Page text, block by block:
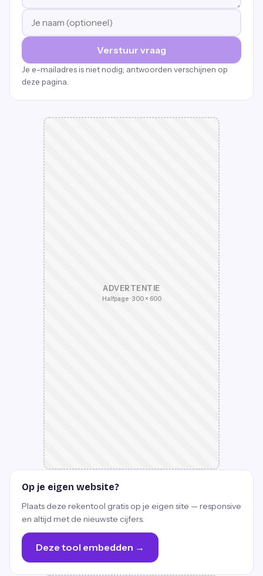
Verstuur vraag
Je e-mailadres is niet nodig; antwoorden verschijnen op
deze pagina.
ADVERTENTIE
Halfpage · 300 × 600
Op je eigen website?
Plaats deze rekentool gratis op je eigen site — responsive
en altijd met de nieuwste cijfers.
Deze tool embedden →